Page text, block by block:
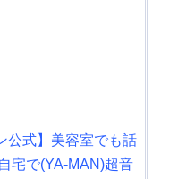
公式】美容室でも話
宅で(YA-MAN)超音